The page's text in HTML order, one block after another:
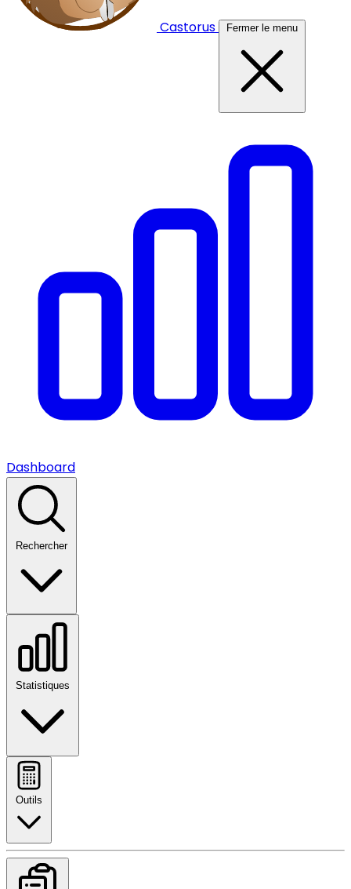
Castorus Fermer le menu
Dashboard
Rechercher
Statistiques
Outils